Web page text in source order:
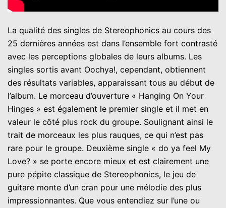
La qualité des singles de Stereophonics au cours des
25 dernières années est dans l’ensemble fort contrasté
avec les perceptions globales de leurs albums. Les
singles sortis avant Oochya!, cependant, obtiennent
des résultats variables, apparaissant tous au début de
l’album. Le morceau d’ouverture « Hanging On Your
Hinges » est également le premier single et il met en
valeur le côté plus rock du groupe. Soulignant ainsi le
trait de morceaux les plus rauques, ce qui n’est pas
rare pour le groupe. Deuxième single « do ya feel My
Love? » se porte encore mieux et est clairement une
pure pépite classique de Stereophonics, le jeu de
guitare monte d’un cran pour une mélodie des plus
impressionnantes. Que vous entendiez sur l’une ou